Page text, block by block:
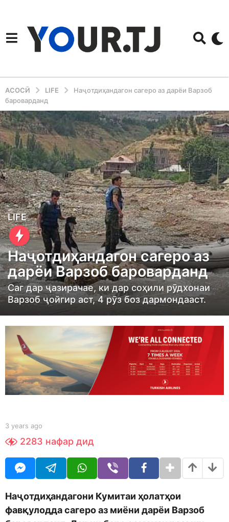
АСОСӢ LIFE
Наҷотдиҳандагон сагеро аз дарёи Варзоб
бароварданд
3
y
e
a
r
s
a
g
o
e
a
r
a
g
LIFE
Наҷотдиҳандагон сагеро аз
дарёи Варзоб бароварданд
Саг дар ҷазирачае, ки дар соҳили рӯдхонаи
Варзоб ҷойгир аст, 4 рӯз боз дармондааст.
b
S
h
d
o
3 years ago
e
g
2283 нафар дид
Наҷотдиҳандагони Кумитаи ҳолатҳои
фавқулодда сагеро аз миёни дарёи Варзоб